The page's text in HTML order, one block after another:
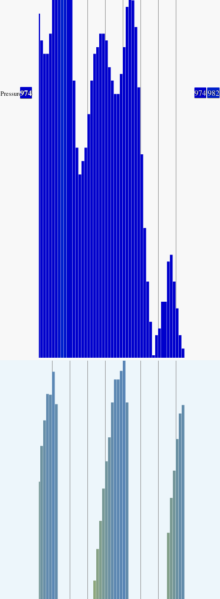
Pressure974 974982